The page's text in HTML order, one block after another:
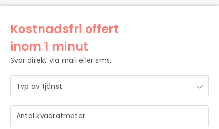
Kostnadsfri offert
inom 1 minut
Svar direkt via mail eller sms.